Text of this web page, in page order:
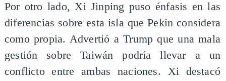
Por otro lado, Xi Jinping puso énfasis en las
diferencias sobre esta isla que Pekín considera
como propia. Advertió a Trump que una mala
gestión sobre Taiwán podría llevar a un
conflicto entre ambas naciones. Xi destacó